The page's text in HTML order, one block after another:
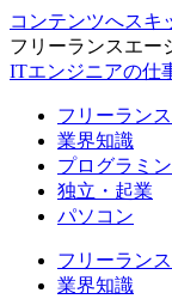
コンテンツへスキ
フリーランスエー
ITエンジニアの仕
フリーラン
業界知識
プログラミ
独立・起業
パソコン
フリーラン
業界知識